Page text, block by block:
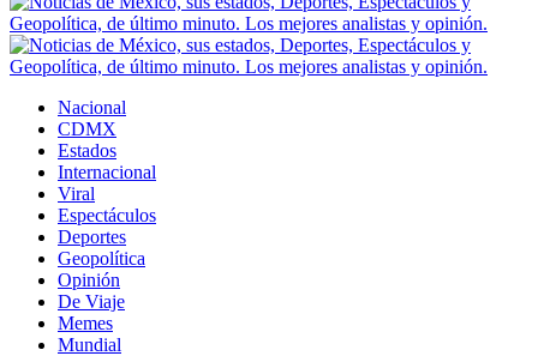
Nacional
CDMX
Estados
Internacional
Viral
Espectáculos
Deportes
Geopolítica
Opinión
De Viaje
Memes
Mundial